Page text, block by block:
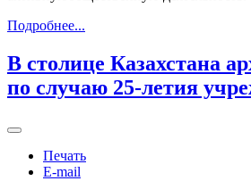
Подробнее...
В столице Казахстана
по случаю 25-летия
Печать
E-mail